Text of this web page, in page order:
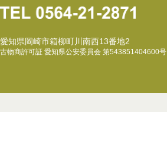
愛知県岡崎市箱柳町川南西13番地2
古物商許可証 愛知県公安委員会 第543851404600号